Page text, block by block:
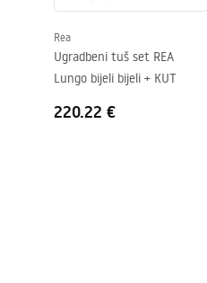
Jamstvo
Premaz Easy Clean
Rea
Ugradbeni tuš set REA
Lungo bijeli bijeli + KUT
220.22 €